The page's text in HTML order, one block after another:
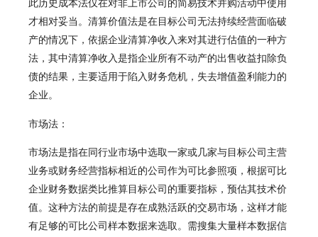
此历史成本法仅在对非上市公司的简易技术并购活动中使用
才相对妥当。清算价值法是在目标公司无法持续经营面临破
产的情况下，依据企业清算净收入来对其进行估值的一种方
法，其中清算净收入是指企业所有不动产的出售收益扣除负
债的结果，主要适用于陷入财务危机，失去增值盈利能力的
企业。
市场法：
市场法是指在同行业市场中选取一家或几家与目标公司主营
业务或财务经营指标相近的公司作为可比参照项，根据可比
企业财务数据类比推算目标公司的重要指标，预估其技术价
值。这种方法的前提是存在成熟活跃的交易市场，这样才能
有足够的可比公司样本数据来选取。需搜集大量样本数据信